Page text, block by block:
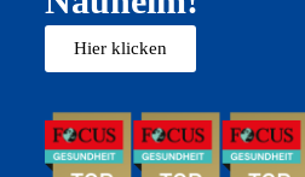
Hier klicken